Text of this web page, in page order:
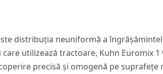
distribuția neuniformă a
utilizează tractoare, Kuhn Euromix 1
precisă și omogenă pe suprafețe